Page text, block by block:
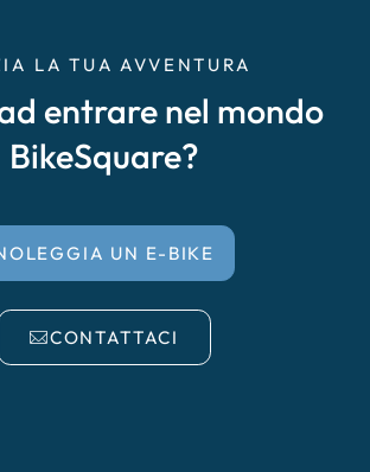
LA TUA AVVENTURA
entrare nel mondo
BikeSquare?
UN E-BIKE
CONTATTACI